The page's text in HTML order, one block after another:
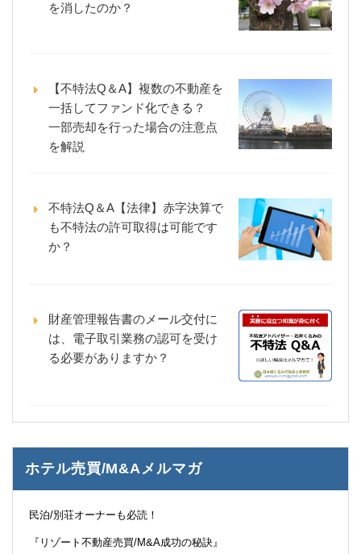
を消したのか？
【不特法Q＆A】複数の不動産を
一括してファンド化できる？
一部売却を行った場合の注意点
を解説
不特法Q＆A【法律】赤字決算で
も不特法の許可取得は可能です
か？
財産管理報告書のメール交付に
は、電子取引業務の認可を受け
る必要がありますか？
ホテル売買/M&Aメルマガ
民泊/別荘オーナーも必読！
『リゾート不動産売買/M&A成功の秘訣』